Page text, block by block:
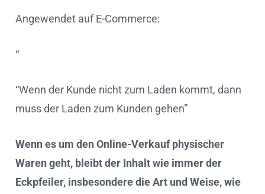
Angewendet auf E-Commerce:
“
“Wenn der Kunde nicht zum Laden kommt, dann
muss der Laden zum Kunden gehen”
Wenn es um den Online-Verkauf physischer
Waren geht, bleibt der Inhalt wie immer der
Eckpfeiler, insbesondere die Art und Weise, wie